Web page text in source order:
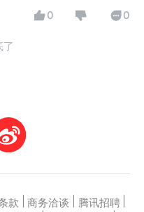
0 0
了
款 商务洽谈 腾讯招聘